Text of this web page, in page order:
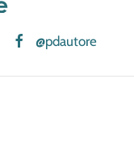
@pdautore